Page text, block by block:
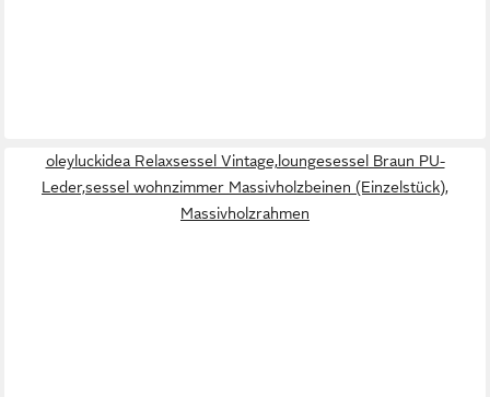
oleyluckidea Relaxsessel Vintage,loungesessel Braun PU-
Leder,sessel wohnzimmer Massivholzbeinen (Einzelstück),
Massivholzrahmen